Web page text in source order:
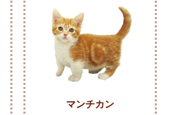
マンチカン